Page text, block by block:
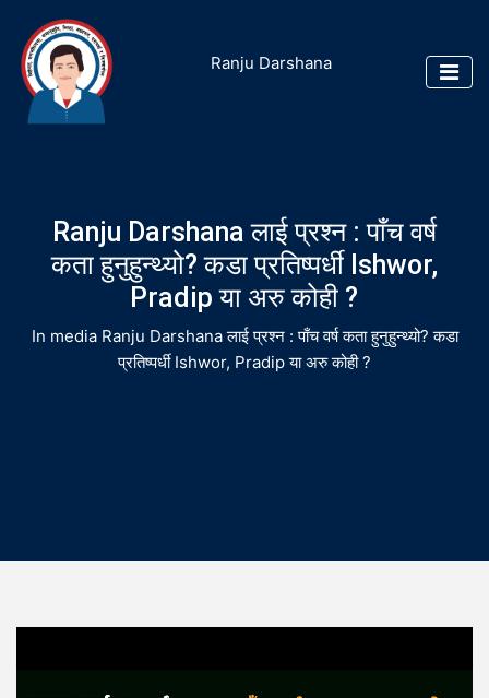
Ranju Darshana
Ranju Darshana लाई प्रश्न : पाँच वर्ष
कता हुनुहुन्थ्यो? कडा प्रतिष्पर्धी Ishwor,
Pradip या अरु कोही ?
In media Ranju Darshana लाई प्रश्न : पाँच वर्ष कता हुनुहुन्थ्यो? कडा
प्रतिष्पर्धी Ishwor, Pradip या अरु कोही ?